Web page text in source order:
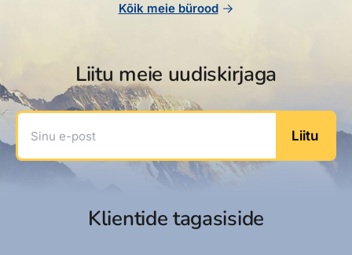
Kõik meie bürood
Liitu meie uudiskirjaga
Sinu e-post
Liitu
Klientide tagasiside